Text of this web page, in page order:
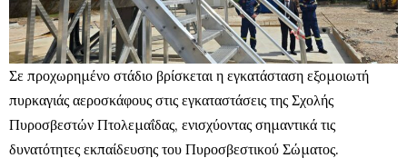
Σε προχωρημένο στάδιο βρίσκεται η εγκατάσταση εξομοιωτή
πυρκαγιάς αεροσκάφους στις εγκαταστάσεις της Σχολής
Πυροσβεστών Πτολεμαΐδας, ενισχύοντας σημαντικά τις
δυνατότητες εκπαίδευσης του Πυροσβεστικού Σώματος.